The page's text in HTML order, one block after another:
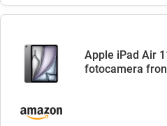
Apple iPad Air
fotocamera